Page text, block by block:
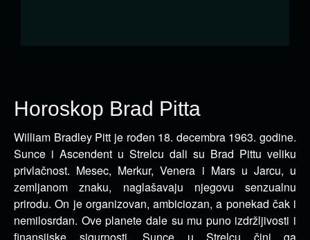
Horoskop Brad Pitta
William Bradley Pitt je rođen 18. decembra 1963. godine.
Sunce i Ascendent u Strelcu dali su Brad Pittu veliku
privlačnost. Mesec, Merkur, Venera i Mars u Jarcu, u
zemljanom znaku, naglašavaju njegovu senzualnu
prirodu. On je organizovan, ambiciozan, a ponekad čak i
nemilosrdan. Ove planete dale su mu puno izdržljivosti i